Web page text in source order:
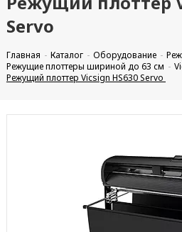
Servo
Главная Каталог Оборудование
Режущие плоттеры шириной до 63 см
Режущий плоттер Vicsign HS630 Servo